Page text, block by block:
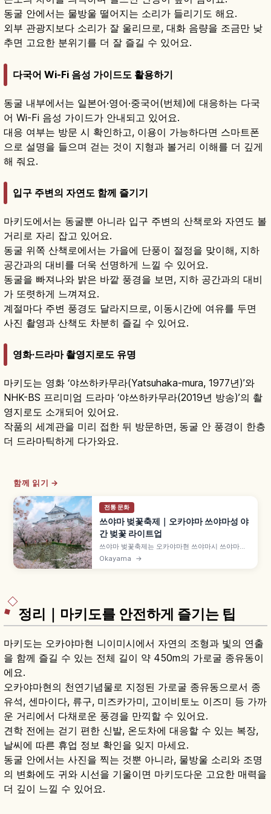
동굴 안에서는 물방울 떨어지는 소리가 들리기도 해요.
외부 관광지보다 소리가 잘 울리므로, 대화 음량을 조금만 낮
추면 고요한 분위기를 더 잘 즐길 수 있어요.
다국어 Wi-Fi 음성 가이드도 활용하기
동굴 내부에서는 일본어·영어·중국어(번체)에 대응하는 다국
어 Wi-Fi 음성 가이드가 안내되고 있어요.
대응 여부는 방문 시 확인하고, 이용이 가능하다면 스마트폰
으로 설명을 들으며 걷는 것이 지형과 볼거리 이해를 더 깊게
해 줘요.
입구 주변의 자연도 함께 즐기기
마키도에서는 동굴뿐 아니라 입구 주변의 산책로와 자연도 볼
거리로 자리 잡고 있어요.
동굴 위쪽 산책로에서는 가을에 단풍이 절정을 맞이해, 지하
공간과의 대비를 더욱 선명하게 느낄 수 있어요.
동굴을 빠져나와 밝은 바깥 풍경을 보면, 지하 공간과의 대비
가 또렷하게 느껴져요.
계절마다 주변 풍경도 달라지므로, 이동시간에 여유를 두면
사진 촬영과 산책도 차분히 즐길 수 있어요.
영화·드라마 촬영지로도 유명
마키도는 영화 ‘야쓰하카무라(Yatsuhaka-mura, 1977년)’와
NHK-BS 프리미엄 드라마 ‘야쓰하카무라(2019년 방송)’의 촬
영지로도 소개되어 있어요.
작품의 세계관을 미리 접한 뒤 방문하면, 동굴 안 풍경이 한층
더 드라마틱하게 다가와요.
함께 읽기 →
전통 문화
쓰야마 벚꽃축제｜오카야마 쓰야마성 야
간 벚꽃 라이트업
쓰야마 벚꽃축제는 오카야마현 쓰야마시 쓰야마성
(가쿠잔공원)에서 매년 봄 열리는 벚꽃 축제입니다.
일본 100명성 쓰야마성 석벽과 약 1,000그루 소메
Okayama →
정리｜마키도를 안전하게 즐기는 팁
마키도는 오카야마현 니이미시에서 자연의 조형과 빛의 연출
을 함께 즐길 수 있는 전체 길이 약 450m의 가로굴 종유동이
에요.
오카야마현의 천연기념물로 지정된 가로굴 종유동으로서 종
유석, 센마이다, 류구, 미즈카가미, 고이비토노 이즈미 등 가까
운 거리에서 다채로운 풍경을 만끽할 수 있어요.
견학 전에는 걷기 편한 신발, 온도차에 대응할 수 있는 복장,
날씨에 따른 휴업 정보 확인을 잊지 마세요.
동굴 안에서는 사진을 찍는 것뿐 아니라, 물방울 소리와 조명
의 변화에도 귀와 시선을 기울이면 마키도다운 고요한 매력을
더 깊이 느낄 수 있어요.